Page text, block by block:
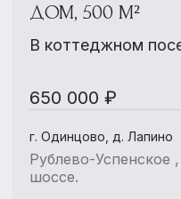
ДОМ, 500 М²
В коттеджном
650 000 ₽
г. Одинцово, д. Лапино
Рублево-
шоссе.